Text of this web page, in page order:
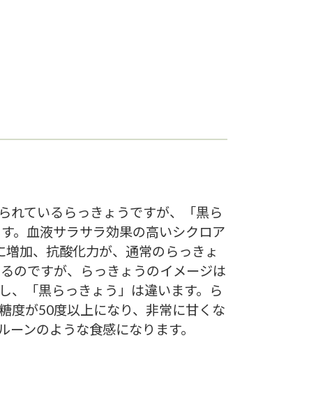
れているらっきょうですが、「黒ら
。血液サラサラ効果の高いシクロア
加、抗酸化力が、通常のらっきょ
のですが、らっきょうのイメージは
、「黒らっきょう」は違います。ら
度が50度以上になり、非常に甘くな
ンのような食感になります。